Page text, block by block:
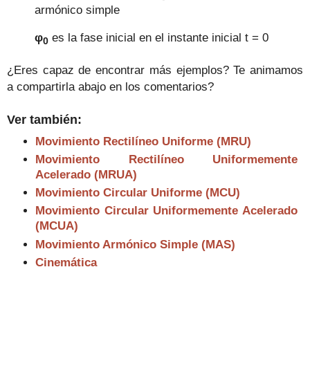
armónico simple
φ0 es la fase inicial en el instante inicial t = 0
¿Eres capaz de encontrar más ejemplos? Te animamos
a compartirla abajo en los comentarios?
Ver también:
Movimiento Rectilíneo Uniforme (MRU)
Movimiento Rectilíneo Uniformemente
Acelerado (MRUA)
Movimiento Circular Uniforme (MCU)
Movimiento Circular Uniformemente Acelerado
(MCUA)
Movimiento Armónico Simple (MAS)
Cinemática